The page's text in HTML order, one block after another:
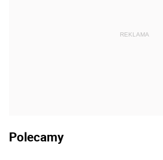
REKLAMA
Polecamy